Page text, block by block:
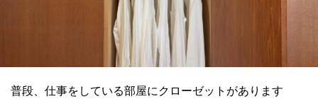
普段、仕事をしている部屋にクローゼットがあります